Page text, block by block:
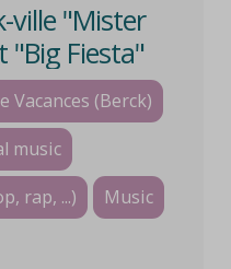
ville "Mister
"Big Fiesta"
Vacances (Berck)
music
rap, ...)
Music